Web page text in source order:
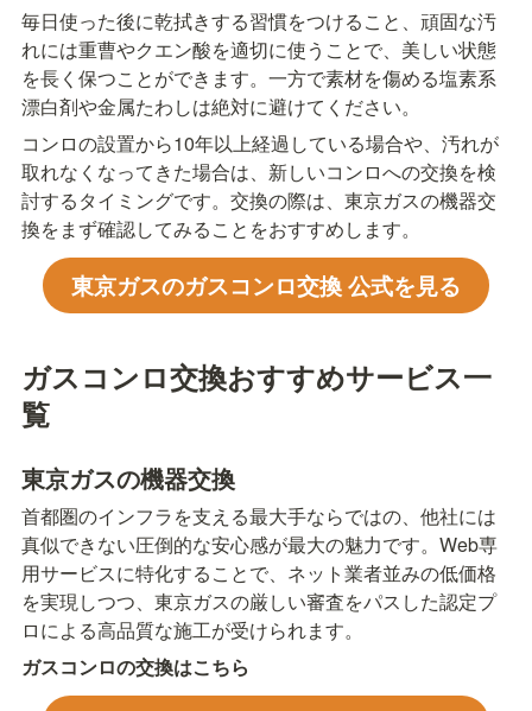
毎日使った後に乾拭きする習慣をつけること、頑固な汚
れには重曹やクエン酸を適切に使うことで、美しい状態
を長く保つことができます。一方で素材を傷める塩素系
漂白剤や金属たわしは絶対に避けてください。
コンロの設置から10年以上経過している場合や、汚れが
取れなくなってきた場合は、新しいコンロへの交換を検
討するタイミングです。交換の際は、東京ガスの機器交
換をまず確認してみることをおすすめします。
東京ガスのガスコンロ交換 公式を見る
ガスコンロ交換おすすめサービス一
覧
東京ガスの機器交換
首都圏のインフラを支える最大手ならではの、他社には
真似できない圧倒的な安心感が最大の魅力です。Web専
用サービスに特化することで、ネット業者並みの低価格
を実現しつつ、東京ガスの厳しい審査をパスした認定プ
ロによる高品質な施工が受けられます。
ガスコンロの交換はこちら